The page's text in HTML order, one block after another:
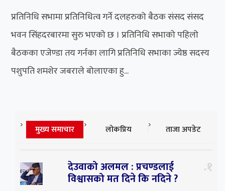
प्रतिनिधि सभामा प्रतिनिधित्व गर्ने दलहरुको बैठक संसद संसद
भवन सिंहदरबारमा सुरु भएको छ । प्रतिनिधि सभाको पहिलो
बैठकका एजेण्डा तय गर्नका लागि प्रतिनिधि सभाका ज्येष्ठ सदस्य
पशुपति शमशेर जबराले बोलाएका हु...
मुख्य समाचार लोकप्रिय ताजा अपडेट
देउवाको अलमल : प्रचण्डलाई
विश्वासको मत दिने कि नदिने ?
१